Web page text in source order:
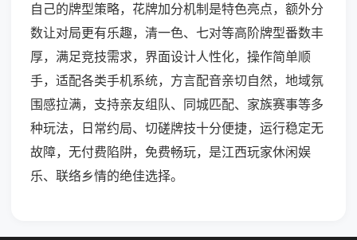
自己的牌型策略，花牌加分机制是特色亮点，额外分
数让对局更有乐趣，清一色、七对等高阶牌型番数丰
厚，满足竞技需求，界面设计人性化，操作简单顺
手，适配各类手机系统，方言配音亲切自然，地域氛
围感拉满，支持亲友组队、同城匹配、家族赛事等多
种玩法，日常约局、切磋牌技十分便捷，运行稳定无
故障，无付费陷阱，免费畅玩，是江西玩家休闲娱
乐、联络乡情的绝佳选择。